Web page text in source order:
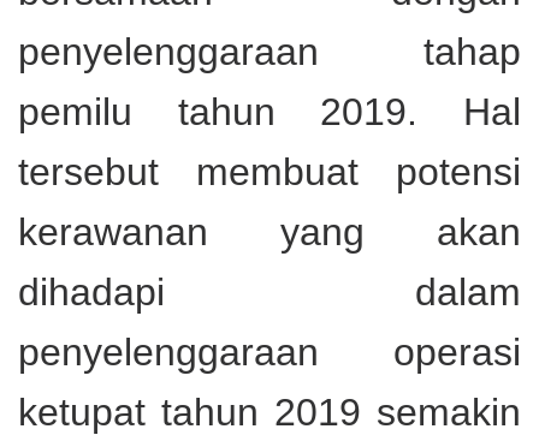
penyelenggaraan tahap
pemilu tahun 2019. Hal
tersebut membuat potensi
kerawanan yang akan
dihadapi dalam
penyelenggaraan operasi
ketupat tahun 2019 semakin